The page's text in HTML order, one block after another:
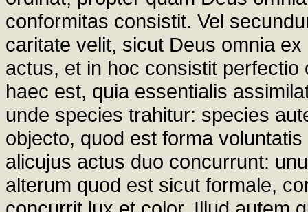
conformitas consistit. Vel
caritate velit, sicut Deus omnia
actus, et in hoc consistit
haec est, quia essentialis
unde species trahitur: species
objecto, quod est forma
alicujus actus duo concurrunt:
alterum quod est sicut formale,